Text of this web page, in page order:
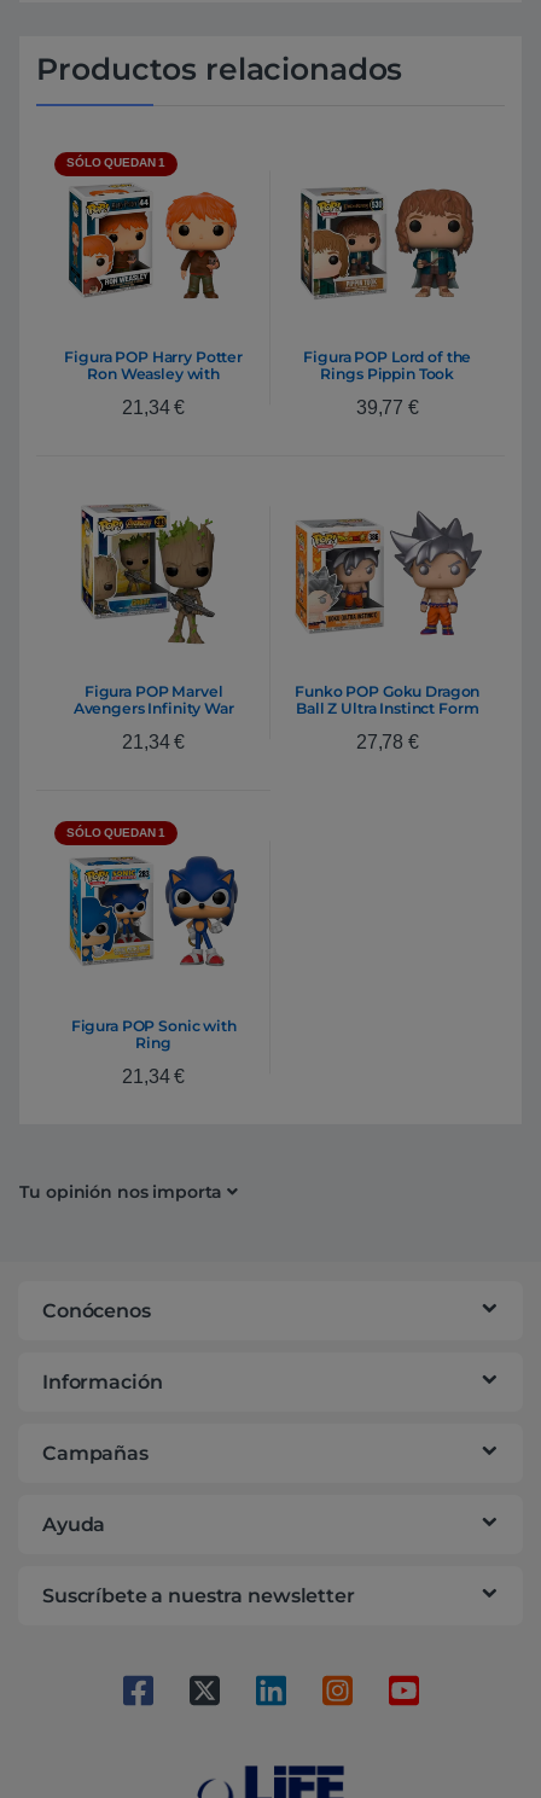
Productos relacionados
SÓLO QUEDAN 1
Figura POP Harry Potter
Ron Weasley with
21,34€
Figura POP Lord of the
Rings Pippin Took
39,77 €
Figura POP Marvel
Avengers Infinity War
21,34€
Funko POP Goku Dragon
Ball Z Ultra Instinct Form
27,78 €
SÓLO QUEDAN 1
Figura POP Sonic with
Ring
21,34€
Tu opinión nos importa
Conócenos
Información
Campañas
Ayuda
Suscríbete a nuestra newsletter